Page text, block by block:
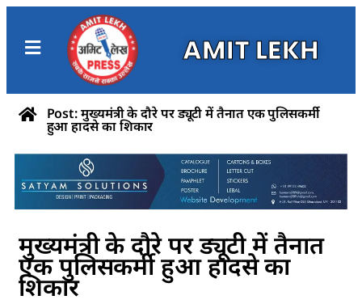
AMIT LEKH
Post: मुख्यमंत्री के दौरे पर ड्यूटी में तैनात एक पुलिसकर्मी
हुआ हादसे का शिकार
मुख्यमंत्री के दौरे पर ड्यूटी में तैनात
एक पुलिसकर्मी हुआ हादसे का
शिकार